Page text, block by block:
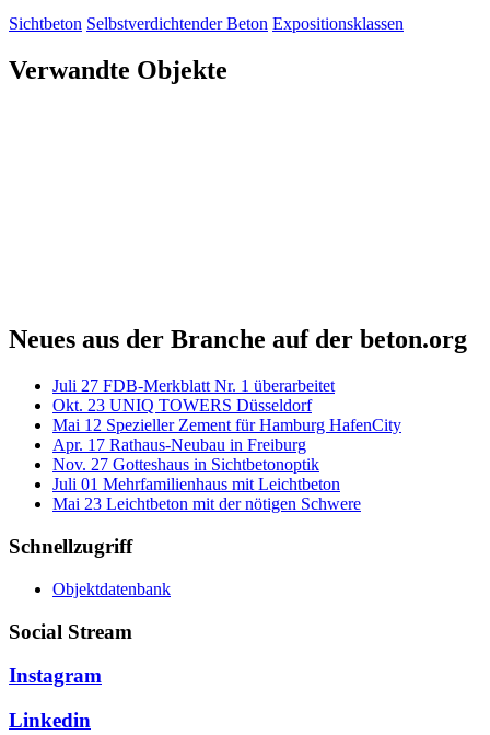
Sichtbeton Selbstverdichtender Beton Expositionsklassen
Verwandte Objekte
Neues aus der Branche auf der beton.org
Juli 27 FDB-Merkblatt Nr. 1 überarbeitet
Okt. 23 UNIQ TOWERS Düsseldorf
Mai 12 Spezieller Zement für Hamburg HafenCity
Apr. 17 Rathaus-Neubau in Freiburg
Nov. 27 Gotteshaus in Sichtbetonoptik
Juli 01 Mehrfamilienhaus mit Leichtbeton
Mai 23 Leichtbeton mit der nötigen Schwere
Schnellzugriff
Objektdatenbank
Social Stream
Instagram
Linkedin